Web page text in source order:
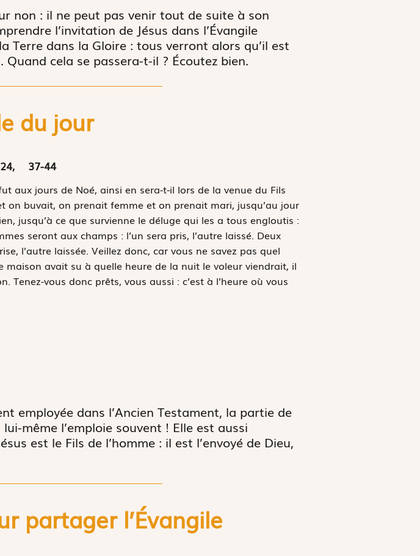
non : il ne peut pas venir tout de suite à son
l’invitation de Jésus dans l’Évangile
Terre dans la Gloire : tous verront alors qu’il est
Quand cela se passera-t-il ? Écoutez bien.
du jour
24, 37-44
aux jours de Noé, ainsi en sera-t-il lors de la venue du Fils
on buvait, on prenait femme et on prenait mari, jusqu’au jour
jusqu’à ce que survienne le déluge qui les a tous engloutis :
seront aux champs : l’un sera pris, l’autre laissé. Deux
l’autre laissée. Veillez donc, car vous ne savez pas quel
avait su à quelle heure de la nuit le voleur viendrait, il
vous donc prêts, vous aussi : c’est à l’heure où vous
employée dans l’Ancien Testament, la partie de
même l’emploie souvent ! Elle est aussi
est le Fils de l’homme : il est l’envoyé de Dieu,
partager l’Évangile